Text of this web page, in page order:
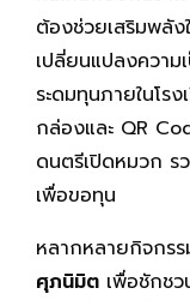
ต้องช่วยเสริมพลัง
เปลี่ยนแปลงความ
ระดมทุนภายในโร
กล่องและ QR
ดนตรีเปิดหมวก ร
เพื่อขอทุน
หลากหลายกิจกร
ศุภนิมิต เพื่อชักช